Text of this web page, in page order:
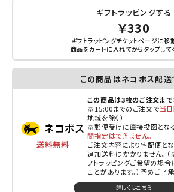
ギフトラッピングする
￥330
ギフトラッピングチケットページに移
商品をカートに入れてから タップして
この商品はネコポス配送
送料無料
この商品は3枚のご注文まで
※15:00までのご注文で当
地域を除く）
※郵便受けに直接投函とな
間指定はできません。
ご注文内容により宅配便と
追加送料はかかりません。
フトラッピングご希望の場
ことがあります。）予めご了
詳しくはこちら